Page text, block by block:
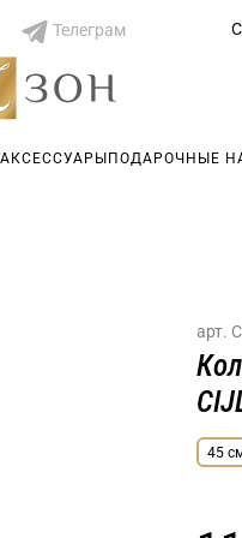
Телеграм
ПОДАРОЧНЫЕ
арт.
45